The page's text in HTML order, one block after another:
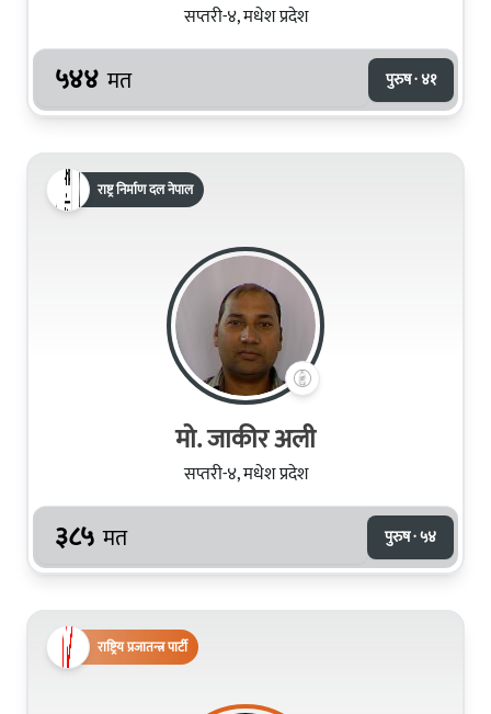
सप्तरी-४, मधेश प्रदेश
५४४ मत पुरुष · ४१
राष्ट्र निर्माण दल नेपाल
मो. जाकीर अली
सप्तरी-४, मधेश प्रदेश
३८५ मत पुरुष · ५४
राष्ट्रिय प्रजातन्त्र पार्टी